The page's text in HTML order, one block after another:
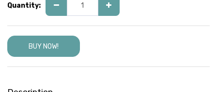
Quantity:
BUY NOW!